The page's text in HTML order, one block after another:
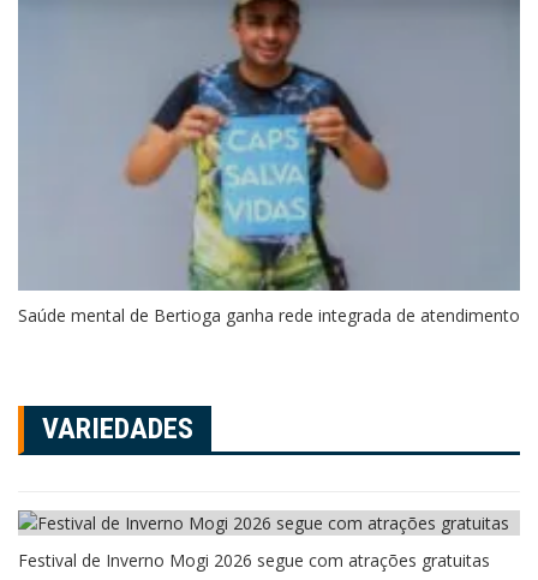
Saúde mental de Bertioga ganha rede integrada de atendimento
VARIEDADES
Festival de Inverno Mogi 2026 segue com atrações gratuitas